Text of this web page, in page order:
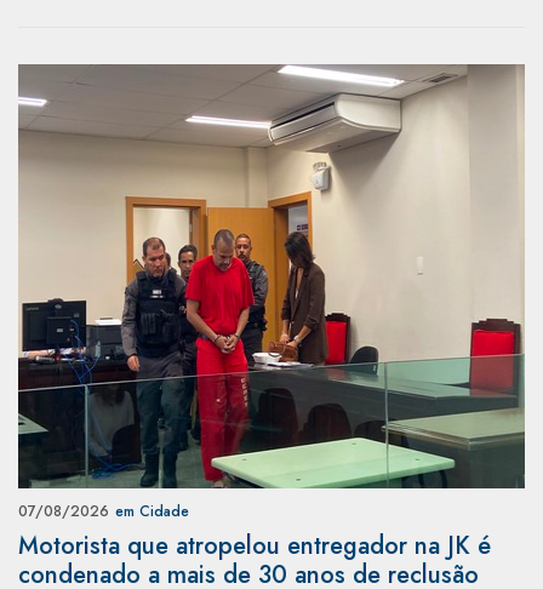
07/08/2026 em Cidade
Motorista que atropelou entregador na JK é
condenado a mais de 30 anos de reclusão